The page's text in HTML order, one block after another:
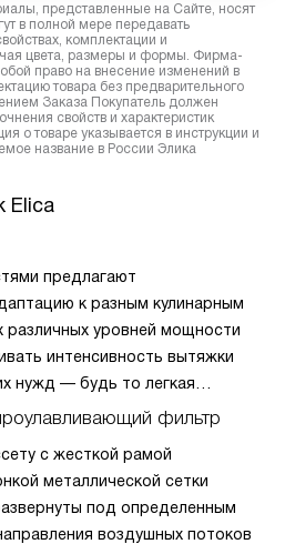
представленные на Сайте, носят
в полной мере передавать
комплектации и
цвета, размеры и формы. Фирма-
право на внесение изменений в
товара без предварительного
Заказа Покупатель должен
свойств и характеристик
о товаре указывается в инструкции и
название в России Элика
Elica
предлагают
к разным кулинарным
различных уровней мощности
интенсивность вытяжки
нужд — будь то легкая
приготовлении или мощное
интенсивной жарке. Это
решением для любых
воздух на кухне свежим
фильтр
с жесткой рамой
металлической сетки
под определенным
воздушных потоков